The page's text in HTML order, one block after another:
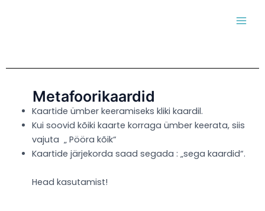
Metafoorikaardid
Kaartide ümber keeramiseks kliki kaardil.
Kui soovid kõiki kaarte korraga ümber keerata, siis
vajuta „ Pööra kõik“
Kaartide järjekorda saad segada : „sega kaardid“.
Head kasutamist!